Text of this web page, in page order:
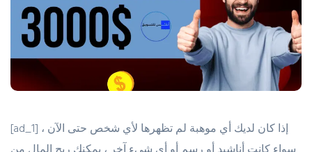
[ad_1] إذا كان لديك أي موهبة لم تظهرها لأي شخص حتى الآن ،
سواء كانت أناشيد أو رسم أو أي شيء آخر ، يمكنك ربح المال من